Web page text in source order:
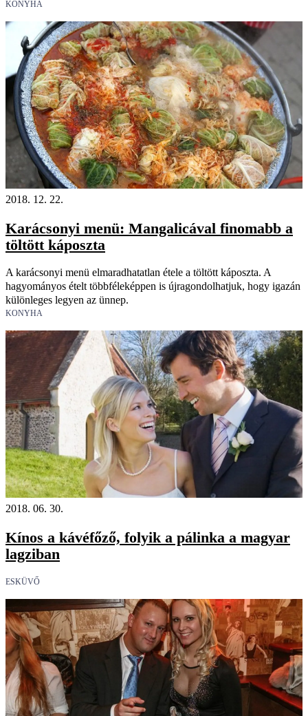
KONYHA
2018. 12. 22.
Karácsonyi menü: Mangalicával finomabb a
töltött káposzta
A karácsonyi menü elmaradhatatlan étele a töltött káposzta. A
hagyományos ételt többféleképpen is újragondolhatjuk, hogy igazán
különleges legyen az ünnep.
KONYHA
2018. 06. 30.
Kínos a kávéfőző, folyik a pálinka a magyar
lagziban
ESKÜVŐ